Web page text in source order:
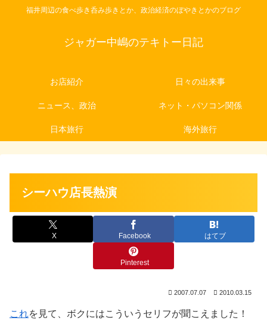
福井周辺の食べ歩き呑み歩きとか、政治経済のぼやきとかのブログ
ジャガー中嶋のテキトー日記
お店紹介 日々の出来事
ニュース、政治 ネット・パソコン関係
日本旅行 海外旅行
シーハウ店長熱演
X Facebook はてブ
Pinterest
2007.07.07 2010.03.15
これを見て、ボクにはこういうセリフが聞こえました！